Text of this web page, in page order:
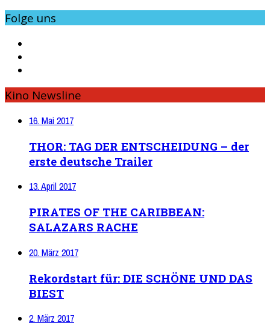
Folge uns
Kino Newsline
16. Mai 2017
THOR: TAG DER ENTSCHEIDUNG – der
erste deutsche Trailer
13. April 2017
PIRATES OF THE CARIBBEAN:
SALAZARS RACHE
20. März 2017
Rekordstart für: DIE SCHÖNE UND DAS
BIEST
2. März 2017